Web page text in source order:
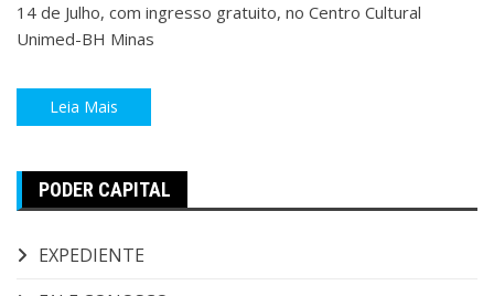
14 de Julho, com ingresso gratuito, no Centro Cultural
Unimed-BH Minas
Leia Mais
PODER CAPITAL
EXPEDIENTE